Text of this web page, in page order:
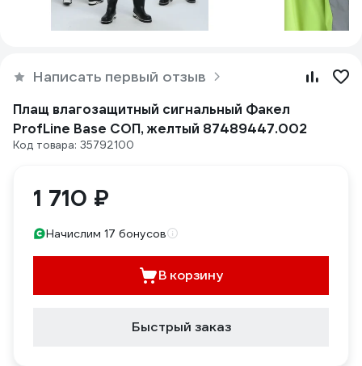
Написать первый отзыв
Плащ влагозащитный сигнальный Факел
ProfLine Base СОП, желтый 87489447.002
Код товара: 35792100
1 710 ₽
Начислим 17 бонусов
В корзину
Быстрый заказ